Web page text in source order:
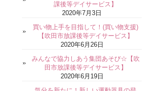
課後等デイサービス】
2020年7月3日
買い物上手を目指して！(買い物支援)
【吹田市放課後等デイサービス】
2020年6月26日
みんなで協力しあう集団あそび☆【吹
田市放課後等デイサービス】
2020年6月19日